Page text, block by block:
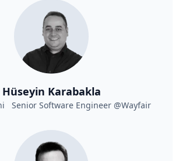
Hüseyin Karabakla
Senior Software Engineer @Wayfair